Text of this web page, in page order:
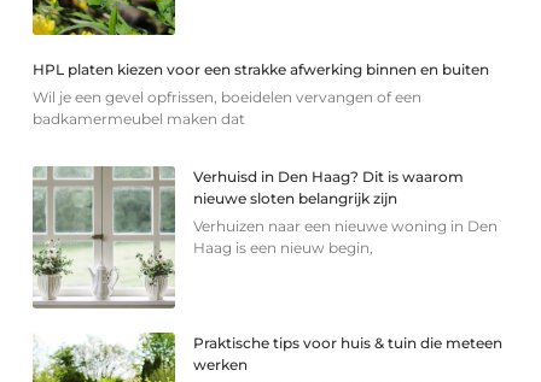
HPL platen kiezen voor een strakke afwerking binnen en buiten
Wil je een gevel opfrissen, boeidelen vervangen of een
badkamermeubel maken dat
Verhuisd in Den Haag? Dit is waarom
nieuwe sloten belangrijk zijn
Verhuizen naar een nieuwe woning in Den
Haag is een nieuw begin,
Praktische tips voor huis & tuin die meteen
werken